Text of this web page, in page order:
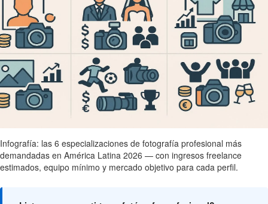
Infografía: las 6 especializaciones de fotografía profesional más
demandadas en América Latina 2026 — con ingresos freelance
estimados, equipo mínimo y mercado objetivo para cada perfil.